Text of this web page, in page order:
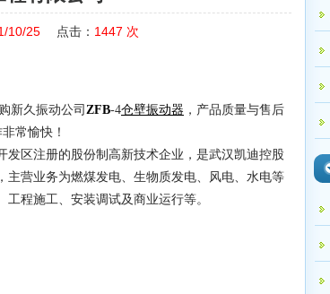
10/25 点击： 1447 次
新久振动公司 ZFB-4仓壁振动器 ，产品质量与售后
常愉快！
区注册的股份制高新技术企业，是武汉凯迪控股
主营业务为燃煤发电、生物质发电、风电、水电等
程施工、安装调试及商业运行等。